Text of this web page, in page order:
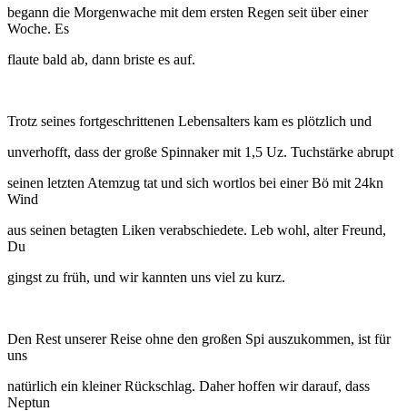
begann die Morgenwache mit dem ersten Regen seit über einer
Woche. Es
flaute bald ab, dann briste es auf.
Trotz seines fortgeschrittenen Lebensalters kam es plötzlich und
unverhofft, dass der große Spinnaker mit 1,5 Uz. Tuchstärke abrupt
seinen letzten Atemzug tat und sich wortlos bei einer Bö mit 24kn
Wind
aus seinen betagten Liken verabschiedete. Leb wohl, alter Freund,
Du
gingst zu früh, und wir kannten uns viel zu kurz.
Den Rest unserer Reise ohne den großen Spi auszukommen, ist für
uns
natürlich ein kleiner Rückschlag. Daher hoffen wir darauf, dass
Neptun